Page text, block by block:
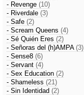
- Revenge (10)
- Riverdale (3)
- Safe (2)
- Scream Queens (4)
- Sé Quién Eres (2)
- Señoras del (h)AMPA (3)
- Sense8 (6)
- Servant (4)
- Sex Education (2)
- Shameless (21)
- Sin Identidad (2)